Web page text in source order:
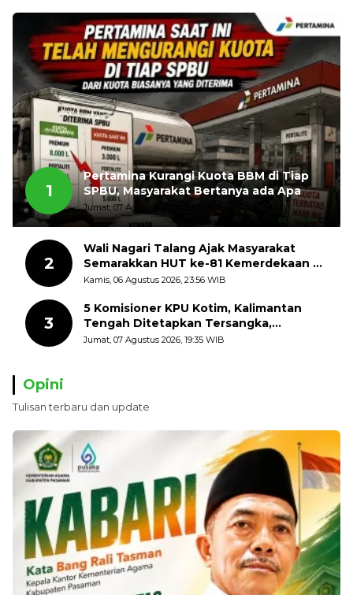
1
Pertamina Kurangi Kuota BBM di Tiap
SPBU, Masyarakat Bertanya ada Apa
Jumat, 07 Agustus 2026, 11:03 WIB
2
Wali Nagari Talang Ajak Masyarakat
Semarakkan HUT ke-81 Kemerdekaan RI
dengan Mengibarkan Bendera Merah
Kamis, 06 Agustus 2026, 23:56 WIB
3
5 Komisioner KPU Kotim, Kalimantan
Tengah Ditetapkan Tersangka,
Kerugian Negara ditaksir 10 Milyard
Jumat, 07 Agustus 2026, 19:35 WIB
Opini
Tulisan terbaru dan update